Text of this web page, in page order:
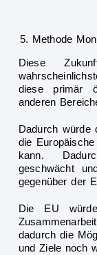
Methode
Diese
diese primär
anderen
Dadurch würde
die E
kann.
geschwächt
gegenüber der
Die EU
dadurch die
und Ziele noch